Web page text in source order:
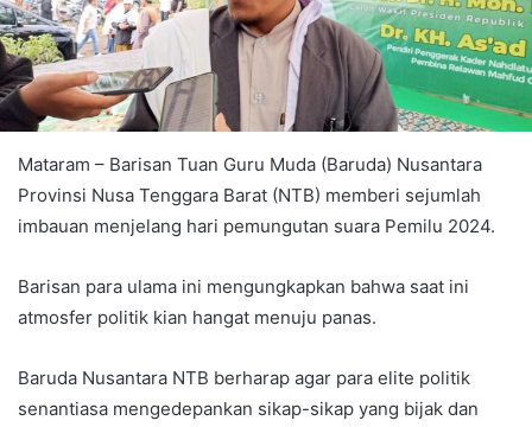
Mataram – Barisan Tuan Guru Muda (Baruda) Nusantara
Provinsi Nusa Tenggara Barat (NTB) memberi sejumlah
imbauan menjelang hari pemungutan suara Pemilu 2024.
Barisan para ulama ini mengungkapkan bahwa saat ini
atmosfer politik kian hangat menuju panas.
Baruda Nusantara NTB berharap agar para elite politik
senantiasa mengedepankan sikap-sikap yang bijak dan